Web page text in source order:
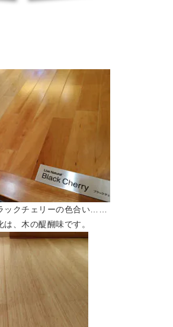
ックチェリーの色合い……
は、木の醍醐味です。